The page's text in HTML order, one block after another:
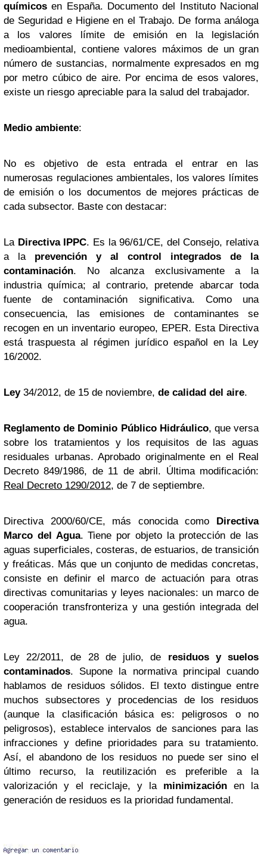
químicos en España. Documento del Instituto Nacional
de Seguridad e Higiene en el Trabajo. De forma análoga
a los valores límite de emisión en la legislación
medioambiental, contiene valores máximos de un gran
número de sustancias, normalmente expresados en mg
por metro cúbico de aire. Por encima de esos valores,
existe un riesgo apreciable para la salud del trabajador.
Medio ambiente:
No es objetivo de esta entrada el entrar en las
numerosas regulaciones ambientales, los valores límites
de emisión o los documentos de mejores prácticas de
cada subsector. Baste con destacar:
La Directiva IPPC. Es la 96/61/CE, del Consejo, relativa
a la prevención y al control integrados de la
contaminación. No alcanza exclusivamente a la
industria química; al contrario, pretende abarcar toda
fuente de contaminación significativa. Como una
consecuencia, las emisiones de contaminantes se
recogen en un inventario europeo, EPER. Esta Directiva
está traspuesta al régimen jurídico español en la Ley
16/2002.
Ley34/2012, de 15 de noviembre, de calidad del aire.
Reglamento de Dominio Público Hidráulico, que versa
sobre los tratamientos y los requisitos de las aguas
residuales urbanas. Aprobado originalmente en el Real
Decreto 849/1986, de 11 de abril. Última modificación:
Real Decreto 1290/2012, de 7 de septiembre.
Directiva 2000/60/CE, más conocida como
Directiva
Marco del Agua. Tiene por objeto la protección de las
aguas superficiales, costeras, de estuarios, de transición
y freáticas. Más que un conjunto de medidas concretas,
consiste en definir el marco de actuación para otras
directivas comunitarias y leyes nacionales: un marco de
cooperación transfronteriza y una gestión integrada del
agua.
Ley 22/2011, de 28 de julio, de residuos y suelos
contaminados. Supone la normativa principal cuando
hablamos de residuos sólidos. El texto distingue entre
muchos subsectores y procedencias de los residuos
(aunque la clasificación básica es: peligrosos o no
peligrosos), establece intervalos de sanciones para las
infracciones y define prioridades para su tratamiento.
Así, el abandono de los residuos no puede ser sino el
último recurso, la reutilización es preferible a la
valorización y el reciclaje, y la minimización en la
generación de residuos es la prioridad fundamental.